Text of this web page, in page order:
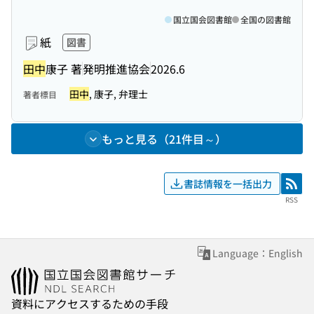
紙 図書
田中康子 著発明推進協会2026.6
国立国会図書館 全国の図書館
著者標目 田中, 康子, 弁理士
もっと見る（21件目～）
書誌情報を一括出力 RSS
RSS
Language：English
資料にアクセスするための手段